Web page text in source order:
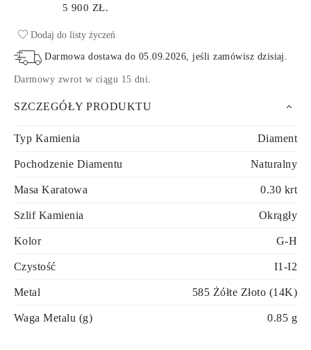
5 900 ZŁ.
Dodaj do listy życzeń
Darmowa dostawa do 05.09.2026, jeśli zamówisz dzisiaj .
Darmowy zwrot w ciągu 15 dni.
SZCZEGÓŁY PRODUKTU
Typ Kamienia Diament
Pochodzenie Diamentu Naturalny
Masa Karatowa 0.30 krt
Szlif Kamienia Okrągły
Kolor G-H
Czystość I1-I2
Metal 585 Żółte Złoto (14K)
Waga Metalu (g) 0.85 g